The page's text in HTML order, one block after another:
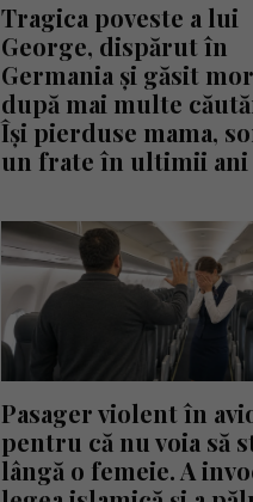
Tragica poveste a lui
George, dispărut în
Germania și găsit
după mai multe
Își pierduse mama,
un frate în ultimii ani
Pasager violent în
pentru că nu voia să
lângă o femeie. A